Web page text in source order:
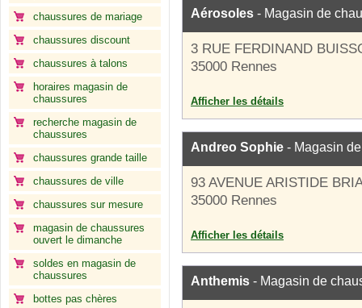
chaussures de mariage
chaussures discount
chaussures à talons
horaires magasin de
chaussures
recherche magasin de
chaussures
chaussures grande taille
chaussures de ville
chaussures sur mesure
magasin de chaussures
ouvert le dimanche
soldes en magasin de
chaussures
bottes pas chères
Aérosoles - Magasin de
3 RUE FERDINAND
35000 Rennes
Afficher les détails
Andreo Sophie - Magasin
93 AVENUE ARISTIDE
35000 Rennes
Afficher les détails
Anthemis - Magasin de